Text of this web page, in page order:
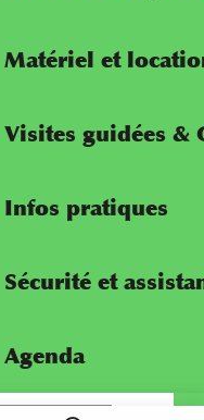
Matériel et
Visites guidées &
Infos pratiques
Sécurité et
Agenda
?
-
du consentement